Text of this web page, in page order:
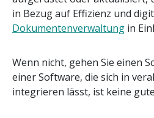
in Bezug auf Effizienz und
Dokumentenverwaltung in
Wenn nicht, gehen Sie einen
einer Software, die sich in
integrieren lässt, ist keine